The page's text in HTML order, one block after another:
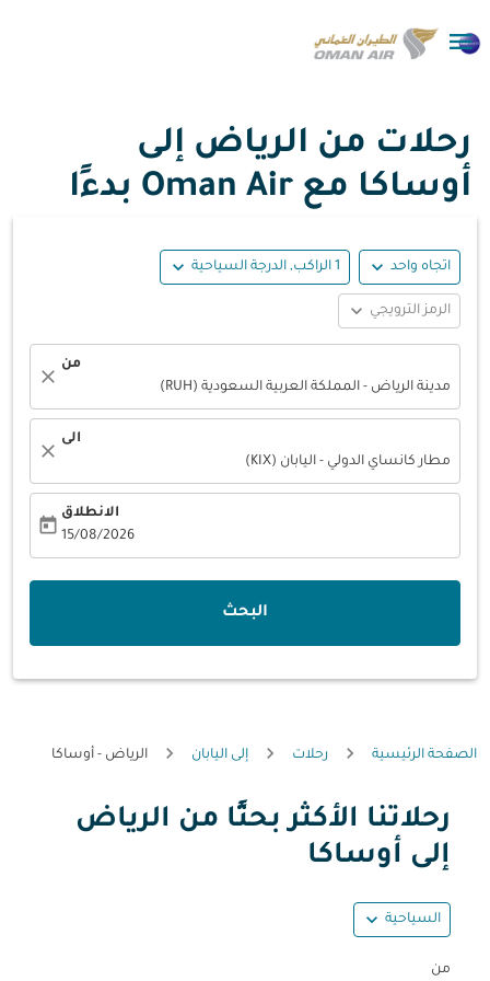

رحلات من الرياض إلى
أوساكا مع Oman Air بدءًا
اتجاه واحد expand_more 1 الراكب, الدرجة السياحية expand_more
الرمز الترويجي expand_more
من
مدينة الرياض - المملكة العربية السعودية (RUH)
close
الى
مطار كانساي الدولي - اليابان (KIX)
close
الانطلاق
15/08/2026
today
البحث
الصفحة الرئيسية رحلات إلى اليابان الرياض - أوساكا
رحلاتنا الأكثر بحثًا من الرياض
إلى أوساكا
السياحية expand_more
من
حاول تحديث الرحلة (مغادرة و/أو وجهة) أو التفاعل مع